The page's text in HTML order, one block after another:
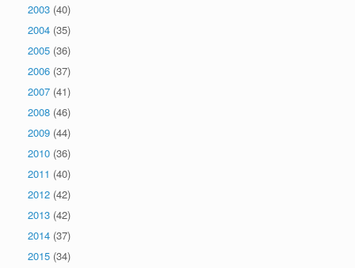
2003 (40)
2004 (35)
2005 (36)
2006 (37)
2007 (41)
2008 (46)
2009 (44)
2010 (36)
2011 (40)
2012 (42)
2013 (42)
2014 (37)
2015 (34)